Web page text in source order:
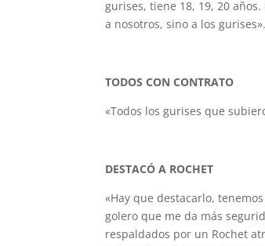
gurises, tiene 18, 19, 20
a nosotros, sino a los gurises».
TODOS CON CONTRATO
«Todos los gurises que
DESTACÓ A ROCHET
«Hay que destacarlo,
golero que me da más
respaldados por un Rochet